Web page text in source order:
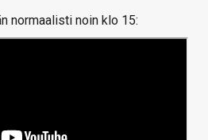
normaalisti noin klo 15: